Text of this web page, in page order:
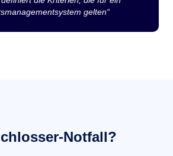
gelten“
Notfall?